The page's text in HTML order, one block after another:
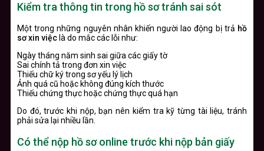
Kiểm tra thông tin trong hồ sơ tránh sai sót
Một trong những nguyên nhân khiến người lao động bị trả hồ
sơ xin việc là do mắc các lỗi như:
Ngày tháng năm sinh sai giữa các giấy tờ
Sai chính tả trong đơn xin việc
Thiếu chữ ký trong sơ yếu lý lịch
Ảnh quá cũ hoặc không đúng kích thước
Thiếu chứng thực hoặc chứng thực quá hạn
Do đó, trước khi nộp, bạn nên kiểm tra kỹ từng tài liệu, tránh
phải sửa lại nhiều lần.
Có thể nộp hồ sơ online trước khi nộp bản giấy